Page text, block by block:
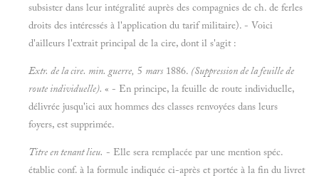
subsister dans leur intégralité auprès des compagnies de ch. de ferles
droits des intéressés à l'application du tarif militaire). - Voici
d'ailleurs l'extrait principal de la cire, dont il s'agit :
Extr. de la cire. min. guerre, 5 mars 1886. (Suppression de la feuille de
route individuelle). « - En principe, la feuille de route individuelle,
délivrée jusqu'ici aux hommes des classes renvoyées dans leurs
foyers, est supprimée.
Titre en tenant lieu. - Elle sera remplacée par une mention spéc.
établie conf. à la formule indiquée ci-après et portée à la fin du livret